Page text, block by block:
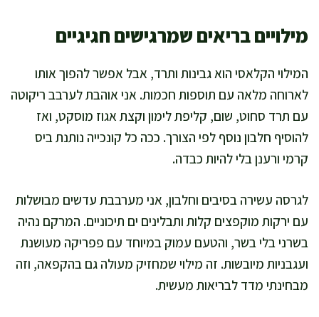
מילויים בריאים שמרגישים חגיגיים
המילוי הקלאסי הוא גבינות ותרד, אבל אפשר להפוך אותו
לארוחה מלאה עם תוספות חכמות. אני אוהבת לערבב ריקוטה
עם תרד סחוט, שום, קליפת לימון וקצת אגוז מוסקט, ואז
להוסיף חלבון נוסף לפי הצורך. ככה כל קונכייה נותנת ביס
קרמי ורענן בלי להיות כבדה.
לגרסה עשירה בסיבים וחלבון, אני מערבבת עדשים מבושלות
עם ירקות מוקפצים קלות ותבלינים ים תיכוניים. המרקם נהיה
בשרני בלי בשר, והטעם עמוק במיוחד עם פפריקה מעושנת
ועגבניות מיובשות. זה מילוי שמחזיק מעולה גם בהקפאה, וזה
מבחינתי מדד לבריאות מעשית.